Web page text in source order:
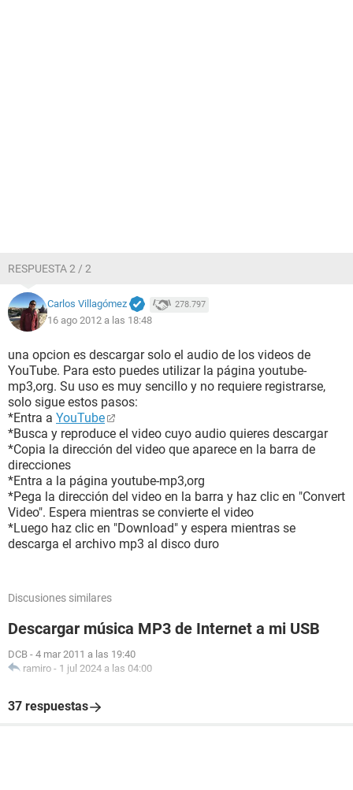
RESPUESTA 2 / 2
Carlos Villagómez 278.797
16 ago 2012 a las 18:48
una opcion es descargar solo el audio de los videos de
YouTube. Para esto puedes utilizar la página youtube-
mp3,org. Su uso es muy sencillo y no requiere registrarse,
solo sigue estos pasos:
*Entra a YouTube
*Busca y reproduce el video cuyo audio quieres descargar
*Copia la dirección del video que aparece en la barra de
direcciones
*Entra a la página youtube-mp3,org
*Pega la dirección del video en la barra y haz clic en "Convert
Video". Espera mientras se convierte el video
*Luego haz clic en "Download" y espera mientras se
descarga el archivo mp3 al disco duro
Discusiones similares
Descargar música MP3 de Internet a mi USB
DCB - 4 mar 2011 a las 19:40
ramiro - 1 jul 2024 a las 04:00
37 respuestas